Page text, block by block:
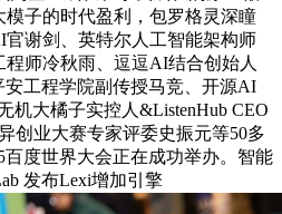
子的时代盈利，包罗格灵深瞳
谢剑、英特尔人工智能架构师
师冷秋雨、逗逗AI结合创始⼈
工程学院副传授马竞、开源AI
机大橘子实控⼈&ListenHub CEO
创业大赛专家评委史振元等50多
度世界大会正在成功举办。智能
发布Lexi增加引擎